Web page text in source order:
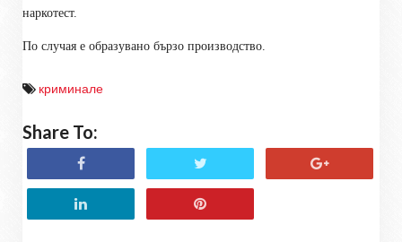
наркотест.
По случая е образувано бързо производство.
криминале
Share To: